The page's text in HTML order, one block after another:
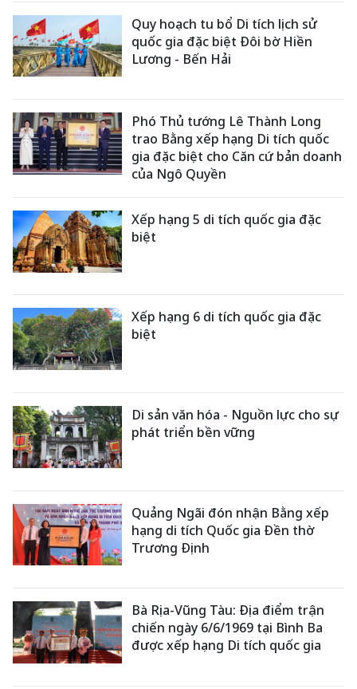
Quy hoạch tu bổ Di tích lịch sử
quốc gia đặc biệt Đôi bờ Hiền
Lương - Bến Hải
Phó Thủ tướng Lê Thành Long
trao Bằng xếp hạng Di tích quốc
gia đặc biệt cho Căn cứ bản doanh
của Ngô Quyền
Xếp hạng 5 di tích quốc gia đặc
biệt
Xếp hạng 6 di tích quốc gia đặc
biệt
Di sản văn hóa - Nguồn lực cho sự
phát triển bền vững
Quảng Ngãi đón nhận Bằng xếp
hạng di tích Quốc gia Đền thờ
Trương Định
Bà Rịa-Vũng Tàu: Địa điểm trận
chiến ngày 6/6/1969 tại Bình Ba
được xếp hạng Di tích quốc gia